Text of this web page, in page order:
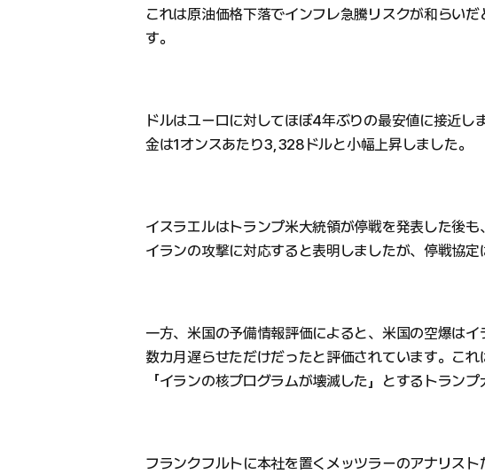
これは原油価格下落でインフレ急騰リスクが和らい
す。
ドルはユーロに対してほぼ4年ぶりの最安値に接近し
金は1オンスあたり3,328ドルと小幅上昇しました。
イスラエルはトランプ米大統領が停戦を発表した後も、
イランの攻撃に対応すると表明しましたが、停戦協定
一方、米国の予備情報評価によると、米国の空爆はイ
数カ月遅らせただけだったと評価されています。これ
「イランの核プログラムが壊滅した」とするトラン
フランクフルトに本社を置くメッツラーのアナリスト